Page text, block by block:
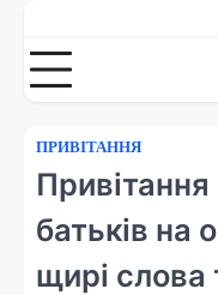
вмісту
ПРИВІТАННЯ
батьків на
щирі слова